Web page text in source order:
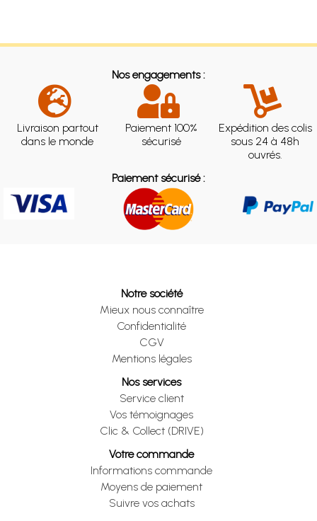
Nos engagements :
Livraison partout
dans le monde
Paiement 100%
sécurisé
Expédition des colis
sous 24 à 48h
ouvrés.
Paiement sécurisé :
Notre société
Mieux nous connaître
Confidentialité
CGV
Mentions légales
Nos services
Service client
Vos témoignages
Clic & Collect (DRIVE)
Votre commande
Informations commande
Moyens de paiement
Suivre vos achats